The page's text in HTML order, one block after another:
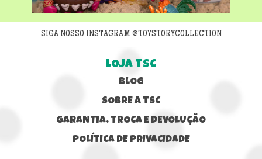
SIGA NOSSO INSTAGRAM @TOYSTORYCOLLECTION
LOJA TSC
BLOG
SOBRE A TSC
GARANTIA, TROCA E DEVOLUÇÃO
POLÍTICA DE PRIVACIDADE